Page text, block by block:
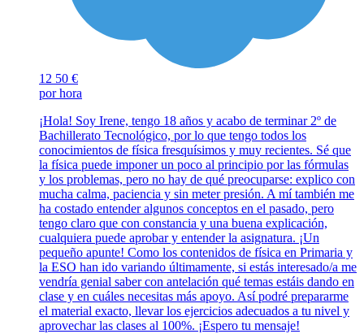
12 50 €
por hora
¡Hola! Soy Irene, tengo 18 años y acabo de terminar 2º de
Bachillerato Tecnológico, por lo que tengo todos los
conocimientos de física fresquísimos y muy recientes. Sé que
la física puede imponer un poco al principio por las fórmulas
y los problemas, pero no hay de qué preocuparse: explico con
mucha calma, paciencia y sin meter presión. A mí también me
ha costado entender algunos conceptos en el pasado, pero
tengo claro que con constancia y una buena explicación,
cualquiera puede aprobar y entender la asignatura. ¡Un
pequeño apunte! Como los contenidos de física en Primaria y
la ESO han ido variando últimamente, si estás interesado/a me
vendría genial saber con antelación qué temas estáis dando en
clase y en cuáles necesitas más apoyo. Así podré prepararme
el material exacto, llevar los ejercicios adecuados a tu nivel y
aprovechar las clases al 100%. ¡Espero tu mensaje!